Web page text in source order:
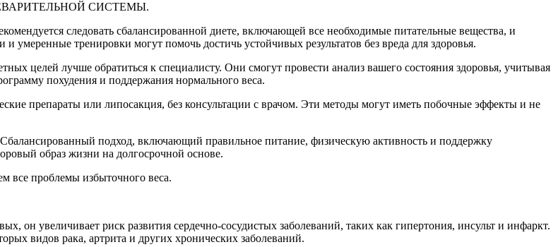
СИСТЕМЫ.
следовать сбалансированной диете, включающей все необходимые питательные вещества, и
тренировки могут помочь достичь устойчивых результатов без вреда для здоровья.
целей лучше обратиться к специалисту. Они смогут провести анализ вашего состояния здоровья, учитывая
похудения и поддержания нормального веса.
препараты или липосакция, без консультации с врачом. Эти методы могут иметь побочные эффекты и не
подход, включающий правильное питание, физическую активность и поддержку
образ жизни на долгосрочной основе.
все проблемы избыточного веса.
он увеличивает риск развития сердечно-сосудистых заболеваний, таких как гипертония, инсульт и инфаркт.
видов рака, артрита и других хронических заболеваний.